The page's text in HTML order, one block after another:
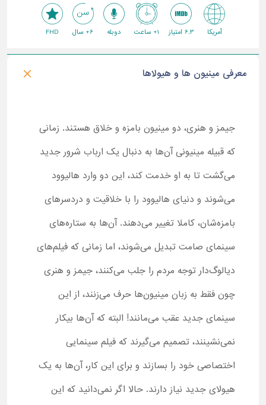
آمریکا 6.3 امتیاز 1+ ساعت دوبله 6+ سال FHD
معرفی مینیون ها و هیولاها
جیمز و هنری، دو مینیون بامزه و خلاق هستند. زمانی
که قبیله مینیونی آن‌ها به دنبال یک ارباب شرور جدید
می‌گشت تا به او خدمت کند، این دو وارد هالیوود
می‌شوند و دنیای هالیوود را با خلاقیت و دردسرهای
بامزه‌شان، کاملا تغییر می‌دهند. آن‌ها به ستاره‌های
سینمای صامت تبدیل می‌شوند، اما زمانی که فیلم‌های
دیالوگ‌دار توجه مردم را جلب می‌کنند، جیمز و هنری
چون فقط به زبان مینیون‌ها حرف می‌زنند، از این
سینمای جدید عقب می‌مانند! البته که آن‌ها بیکار
نمی‌نشینند، تصمیم می‌گیرند که فیلم سینمایی
اختصاصی خود را بسازند و برای این کار، آن‌ها به یک
هیولای جدید نیاز دارند. حالا اگر نمی‌دانید که این